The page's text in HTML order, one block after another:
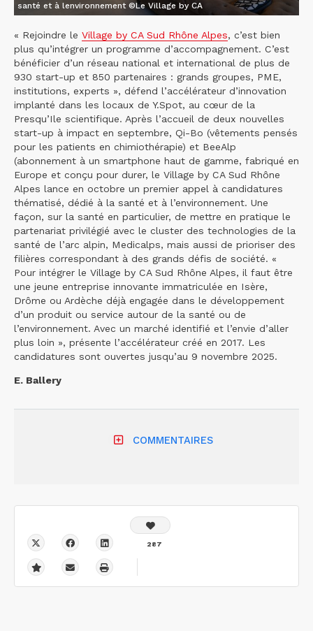
santé et à lenvironnement ©Le Village by CA
« Rejoindre le Village by CA Sud Rhône Alpes, c’est bien
plus qu’intégrer un programme d’accompagnement. C’est
bénéficier d’un réseau national et international de plus de
930 start-up et 850 partenaires : grands groupes, PME,
institutions, experts », défend l’accélérateur d’innovation
implanté dans les locaux de Y.Spot, au cœur de la
Presqu’Ile scientifique. Après l’accueil de deux nouvelles
start-up à impact en septembre, Qi-Bo (vêtements pensés
pour les patients en chimiothérapie) et BeeAlp
(abonnement à un smartphone haut de gamme, fabriqué en
Europe et conçu pour durer, le Village by CA Sud Rhône
Alpes lance en octobre un premier appel à candidatures
thématisé, dédié à la santé et à l’environnement. Une
façon, sur la santé en particulier, de mettre en pratique le
partenariat privilégié avec le cluster des technologies de la
santé de l’arc alpin, Medicalps, mais aussi de prioriser des
filières correspondant à des grands défis de société. «
Pour intégrer le Village by CA Sud Rhône Alpes, il faut être
une jeune entreprise innovante immatriculée en Isère,
Drôme ou Ardèche déjà engagée dans le développement
d’un produit ou service autour de la santé ou de
l’environnement. Avec un marché identifié et l’envie d’aller
plus loin », présente l’accélérateur créé en 2017. Les
candidatures sont ouvertes jusqu’au 9 novembre 2025.
E. Ballery
COMMENTAIRES
287